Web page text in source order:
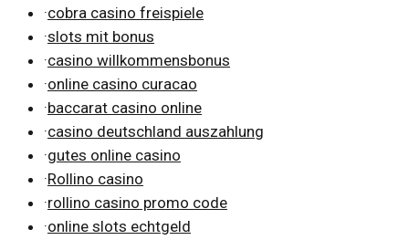
·cobra casino freispiele
·slots mit bonus
·casino willkommensbonus
·online casino curacao
·baccarat casino online
·casino deutschland auszahlung
·gutes online casino
·Rollino casino
·rollino casino promo code
·online slots echtgeld